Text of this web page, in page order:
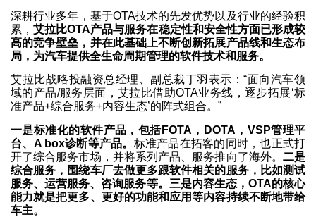
深耕行业多年，基于OTA技术的先发优势以及行业的经验积
累，艾拉比OTA产品与服务在稳定性和安全性方面已形成较
高的竞争壁垒，并在此基础上不断创新拓展产品线和生态布
局，为汽车提供全生命周期管理的软件技术和服务。
艾拉比战略投融资总经理、副总裁丁羽表示：“面向汽车领
域的产品/服务层面，艾拉比借助OTA业务线，逐步拓展‘标
准产品+综合服务+内容生态’的阵式组合。”
一是标准化的软件产品，包括FOTA，DOTA，VSP管理平
台、A box诊断等产品。 标准产品在拓客的同时，也正式打
开了综合服务市场，并将系列产品、服务推向了海外。 二是
综合服务，围绕车厂去做更多跟软件相关的服务，比如测试
服务、运营服务、咨询服务等。三是内容生态，OTA的核心
能力就是把更多、更好的功能和应用等内容持续不断地带给
车主。